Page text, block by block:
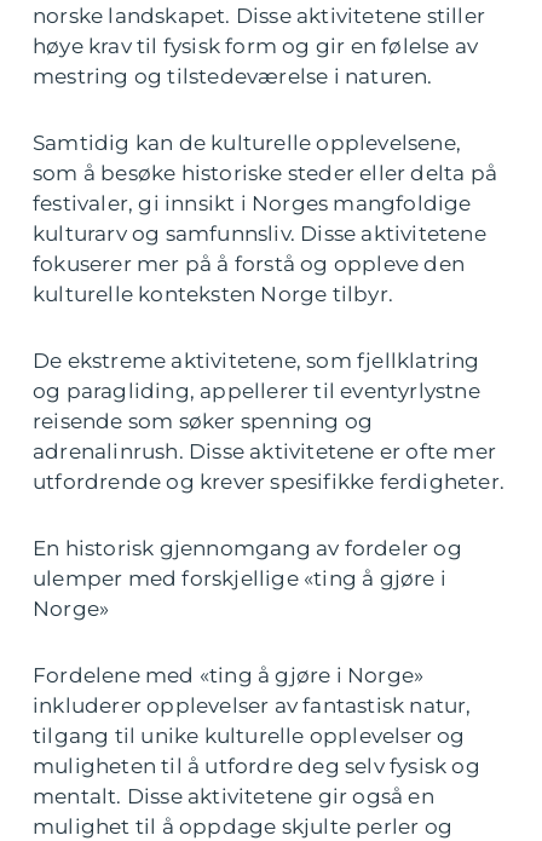
norske landskapet. Disse aktivitetene stiller
høye krav til fysisk form og gir en følelse av
mestring og tilstedeværelse i naturen.
Samtidig kan de kulturelle opplevelsene,
som å besøke historiske steder eller delta på
festivaler, gi innsikt i Norges mangfoldige
kulturarv og samfunnsliv. Disse aktivitetene
fokuserer mer på å forstå og oppleve den
kulturelle konteksten Norge tilbyr.
De ekstreme aktivitetene, som fjellklatring
og paragliding, appellerer til eventyrlystne
reisende som søker spenning og
adrenalinrush. Disse aktivitetene er ofte mer
utfordrende og krever spesifikke ferdigheter.
En historisk gjennomgang av fordeler og
ulemper med forskjellige «ting å gjøre i
Norge»
Fordelene med «ting å gjøre i Norge»
inkluderer opplevelser av fantastisk natur,
tilgang til unike kulturelle opplevelser og
muligheten til å utfordre deg selv fysisk og
mentalt. Disse aktivitetene gir også en
mulighet til å oppdage skjulte perler og